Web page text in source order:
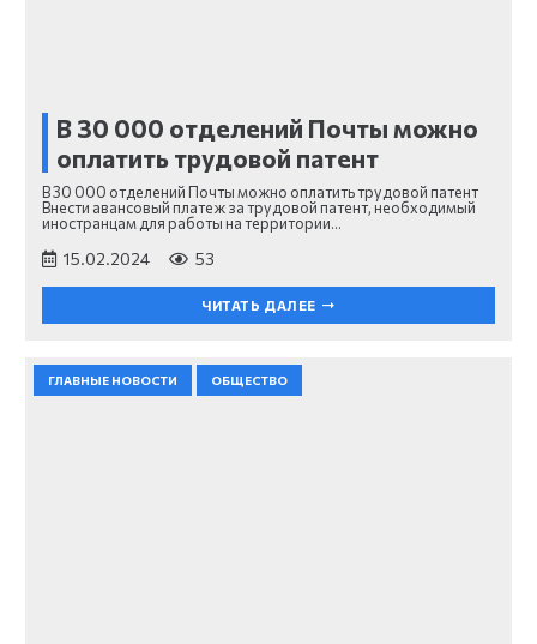
В 30 000 отделений Почты можно
оплатить трудовой патент
В 30 000 отделений Почты можно оплатить трудовой патент
Внести авансовый платеж за трудовой патент, необходимый
иностранцам для работы на территории…
15.02.2024 53
ЧИТАТЬ ДАЛЕЕ
ГЛАВНЫЕ НОВОСТИ ОБЩЕСТВО